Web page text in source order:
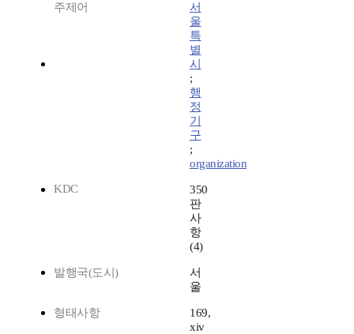
주제어
서
울
특
별
시
;
행
정
기
구
;
organization
KDC
350
판
사
항
(4)
발행국(도시)
서
울
형태사항
169,
xiv